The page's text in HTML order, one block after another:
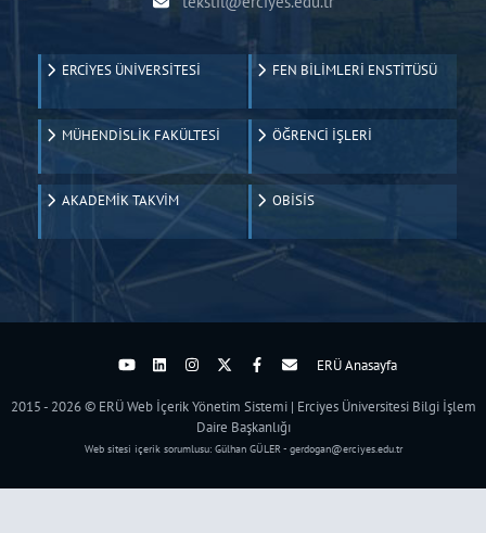
ERCİYES ÜNİVERSİTESİ FEN BİLİMLERİ ENSTİTÜSÜ
MÜHENDİSLİK FAKÜLTESİ ÖĞRENCİ İŞLERİ
AKADEMİK TAKVİM OBİSİS
ERÜ Anasayfa
2015 - 2026 © ERÜ Web İçerik Yönetim Sistemi | Erciyes Üniversitesi Bilgi İşlem
Daire Başkanlığı
Web sitesi içerik sorumlusu: Gülhan GÜLER - gerdogan@erciyes.edu.tr